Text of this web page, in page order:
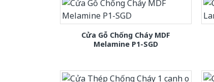
Cửa Gỗ Chống Cháy MDF
Melamine P1-SGD